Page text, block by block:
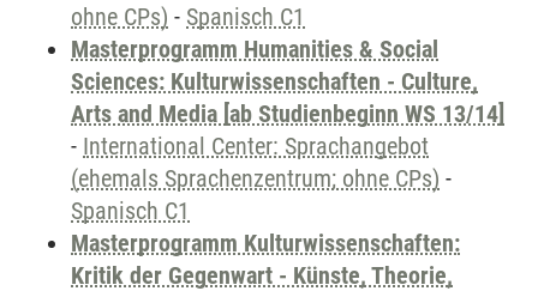
ohne CPs) - Spanisch C1
Masterprogramm Humanities & Social
Sciences: Kulturwissenschaften - Culture,
Arts and Media [ab Studienbeginn WS 13/14]
- International Center: Sprachangebot
(ehemals Sprachenzentrum; ohne CPs) -
Spanisch C1
Masterprogramm Kulturwissenschaften:
Kritik der Gegenwart - Künste, Theorie,